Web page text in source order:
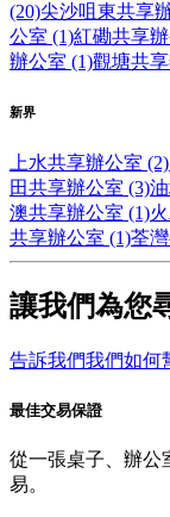
(20)尖沙咀東共享
公室 (1)紅磡共享
辦公室 (1)觀塘共
新界
上水共享辦公室 (2)
田共享辦公室 (3)
澳共享辦公室 (1)
共享辦公室 (1)荃
讓我們為您
告訴我們我們如何
最佳交易保證
從一張桌子、辦公
易。